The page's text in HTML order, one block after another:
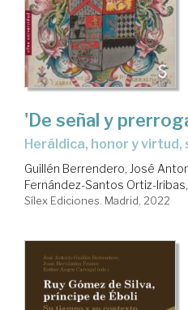
'De señal y
heráldica, honor y virtud,
Guillén Berrendero, José
Fernández-Santos Ortiz-
Sílex Ediciones. Madrid, 2022